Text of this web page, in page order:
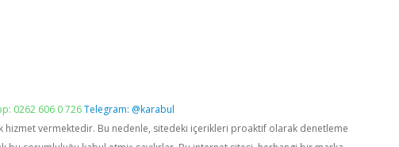
0262 606 0 726Telegram: @karabul
hizmet vermektedir. Bu nedenle, sitedeki içerikleri proaktif olarak denetleme